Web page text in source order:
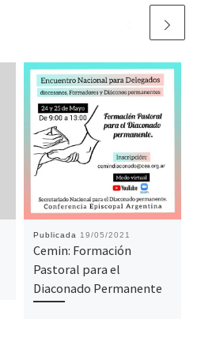
Publicada 19/05/2021
Cemin: Formación
Pastoral para el
Diaconado Permanente